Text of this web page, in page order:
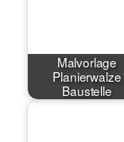
Malvorlage
Planierwalze
Baustelle